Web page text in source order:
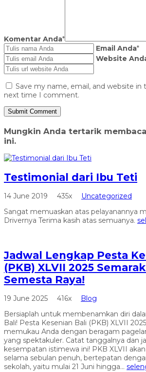
Komentar Anda*
Email Anda*
Website
Save my name, email, and website in
next time I comment.
Mungkin Anda tertarik
ini.
Testimonial dari Ibu Teti
14 June 2019 435x
Uncategorized
Sangat memuaskan atas pelayanannya
Drivernya Terima kasih atas semuanya.
Jadwal Lengkap Pesta
(PKB) XLVII 2025
Semesta Raya!
19 June 2025 416x
Blog
Bersiaplah untuk membenamkan diri
Bali! Pesta Kesenian Bali (PKB) XLVII
memukau Anda dengan beragam
yang spektakuler. Catat tanggalnya dan
kesempatan istimewa ini! PKB XLVII
selama sebulan penuh, bertepatan
sekolah, yaitu mulai 21 Juni hingga...